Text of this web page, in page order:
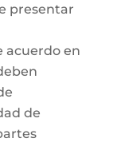
presentar
acuerdo en
de